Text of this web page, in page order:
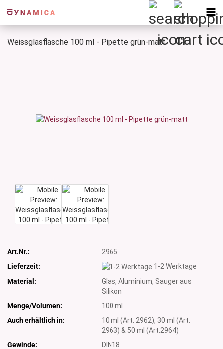
Weissglasflasche 100 ml - Pipette grün-matt
Art.Nr.:
2965
Lieferzeit:
1-2 Werktage
Material:
Glas, Aluminium, Sauger aus
Silikon
Menge/Volumen:
100 ml
Auch erhältlich in:
10 ml (Art. 2962), 30 ml (Art.
2963) & 50 ml (Art.2964)
Gewinde:
DIN18